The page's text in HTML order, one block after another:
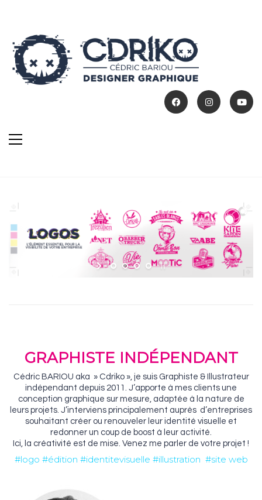
GRAPHISTE INDÉPENDANT
Cédric BARIOU aka » Cdriko », je suis Graphiste & Illustrateur
indépendant depuis 2011. J’apporte à mes clients une
conception graphique sur mesure, adaptée à la nature de
leurs projets. J’interviens principalement auprès d’entreprises
souhaitant créer ou renouveler leur identité visuelle et
redonner un coup de boost à leur activité.
Ici, la créativité est de mise. Venez me parler de votre projet !
#logo #édition #identitevisuelle #illustration #site web